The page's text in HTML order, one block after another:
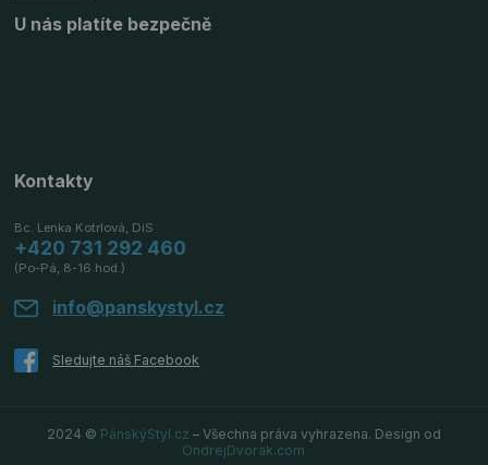
U nás platíte bezpečně
Kontakty
Bc. Lenka Kotrlová, DiS
+420 731 292 460
(Po-Pá, 8-16 hod.)
info@panskystyl.cz
2024 © PánskýStyl.cz – Všechna práva vyhrazena. Design od
OndrejDvorak.com